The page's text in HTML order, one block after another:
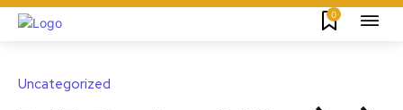
0
Uncategorized